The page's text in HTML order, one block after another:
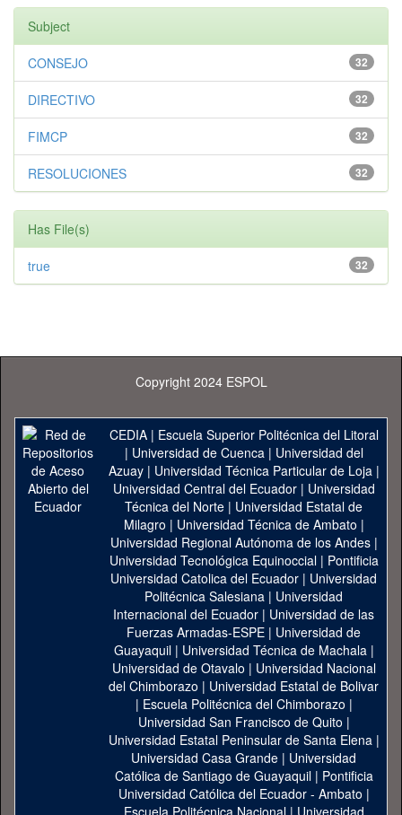
Subject
32
CONSEJO
32
DIRECTIVO
32
FIMCP
32
RESOLUCIONES
Has File(s)
32
true
Copyright 2024 ESPOL
CEDIA| Escuela Superior Politécnica del Litoral
| Universidad de Cuenca| Universidad del
Azuay| Universidad Técnica Particular de Loja|
Universidad Central del Ecuador| Universidad
Técnica del Norte | Universidad Estatal de
Milagro | Universidad Técnica de Ambato |
Universidad Regional Autónoma de los Andes|
Universidad Tecnológica Equinoccial| Pontificia
Universidad Catolica del Ecuador | Universidad
Politécnica Salesiana | Universidad
Internacional del Ecuador | Universidad de las
Fuerzas Armadas-ESPE | Universidad de
Guayaquil| Universidad Técnica de Machala|
Universidad de Otavalo | Universidad Nacional
del Chimborazo | Universidad Estatal de Bolivar
| Escuela Politécnica del Chimborazo |
Universidad San Francisco de Quito |
Universidad Estatal Peninsular de Santa Elena|
Universidad Casa Grande | Universidad
Católica de Santiago de Guayaquil| Pontificia
Universidad Católica del Ecuador - Ambato |
Escuela Politécnica Nacional| Universidad